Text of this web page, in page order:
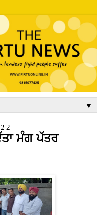
▼
ਮੰਗ ਪੱਤਰ